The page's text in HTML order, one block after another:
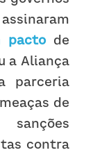
pacto de
a Aliança
parceria
de
contra